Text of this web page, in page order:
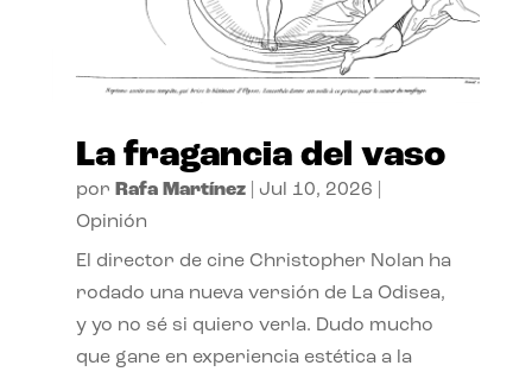
La fragancia del vaso
por Rafa Martínez| Jul 10, 2026
Opinión
El director de cine Christopher Nolan ha
rodado una nueva versión de La Odisea,
y yo no sé si quiero verla. Dudo mucho
que gane en experiencia estética a la